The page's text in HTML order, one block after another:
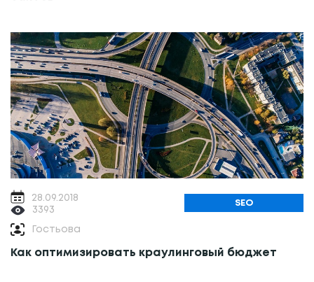
28.09.2018
3393
SEO
Гостьова
Как оптимизировать краулинговый бюджет